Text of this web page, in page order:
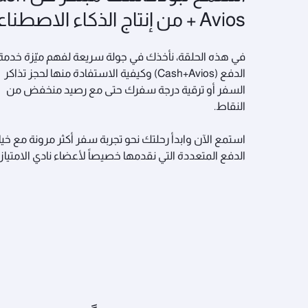
+ Avios من إنتاج الذكاء الاصطناعي
في هذه الحلقة، نأخذك في جولة سريعة لفهم ميّزة
الدفع (Cash+Avios) وكيفية الاستفادة منها لحجز تذاكر
السفر أو ترقية درجة سفرك حتى مع رصيد منخفض من
النقاط.
استمع الآن وابدأ رحلتك نحو تجربة سفر أكثر مرونة مع
الدفع المتعددة التي نقدمها خصيصاً لأعضاء نادي